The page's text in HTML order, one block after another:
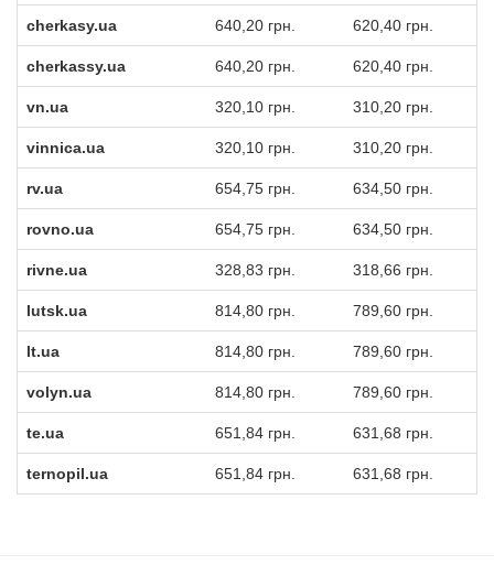
cherkasy.ua 640,20 грн. 620,40 грн.
cherkassy.ua 640,20 грн. 620,40 грн.
vn.ua 320,10 грн. 310,20 грн.
vinnica.ua 320,10 грн. 310,20 грн.
rv.ua 654,75 грн. 634,50 грн.
rovno.ua 654,75 грн. 634,50 грн.
rivne.ua 328,83 грн. 318,66 грн.
lutsk.ua 814,80 грн. 789,60 грн.
lt.ua 814,80 грн. 789,60 грн.
volyn.ua 814,80 грн. 789,60 грн.
te.ua 651,84 грн. 631,68 грн.
ternopil.ua 651,84 грн. 631,68 грн.